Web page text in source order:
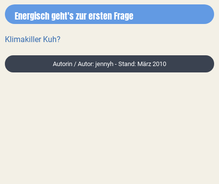
Energisch geht's zur ersten Frage
Klimakiller Kuh?
Autorin / Autor: jennyh - Stand: März 2010